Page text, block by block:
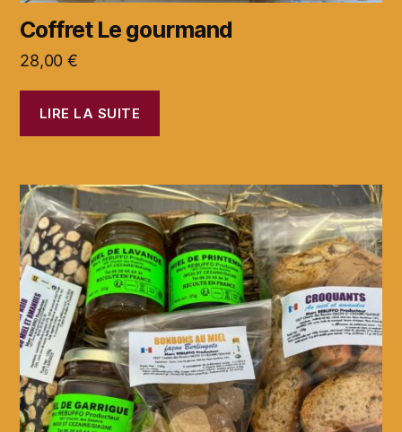
Coffret Le gourmand
28,00 €
LIRE LA SUITE